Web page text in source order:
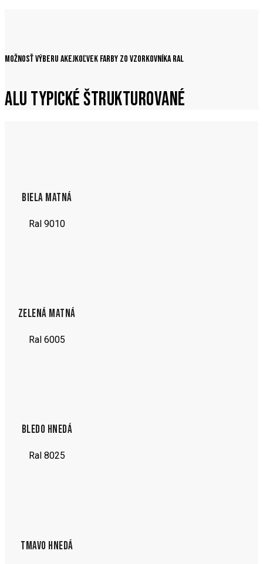
Možnosť výberu akejkoľvek farby zo vzorkovníka RAL
ALU TYPICKÉ ŠTRUKTUROVANÉ
BIELA MATNÁ
Ral 9010
ZELENÁ MATNÁ
Ral 6005
BLEDO HNEDÁ
Ral 8025
TMAVO HNEDÁ